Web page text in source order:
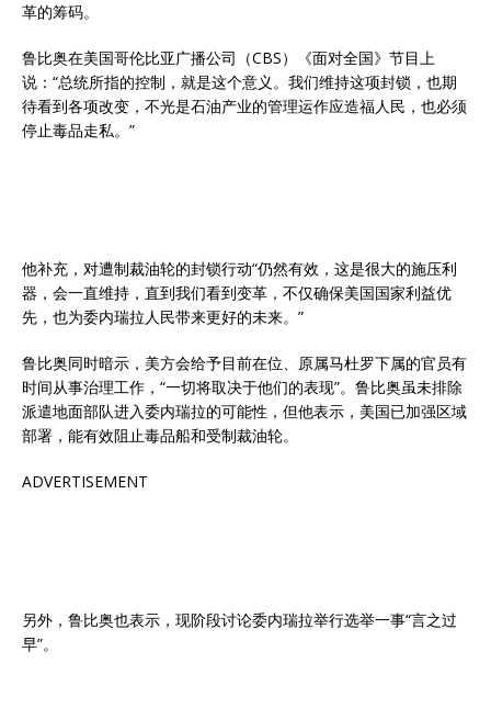
革的筹码。
鲁比奥在美国哥伦比亚广播公司（CBS）《面对全国》节目上
说：“总统所指的控制，就是这个意义。我们维持这项封锁，也期
待看到各项改变，不光是石油产业的管理运作应造福人民，也必须
停止毒品走私。”
他补充，对遭制裁油轮的封锁行动“仍然有效，这是很大的施压利
器，会一直维持，直到我们看到变革，不仅确保美国国家利益优
先，也为委内瑞拉人民带来更好的未来。”
鲁比奥同时暗示，美方会给予目前在位、原属马杜罗下属的官员有
时间从事治理工作，“一切将取决于他们的表现”。鲁比奥虽未排除
派遣地面部队进入委内瑞拉的可能性，但他表示，美国已加强区域
部署，能有效阻止毒品船和受制裁油轮。
ADVERTISEMENT
另外，鲁比奥也表示，现阶段讨论委内瑞拉举行选举一事“言之过
早”。